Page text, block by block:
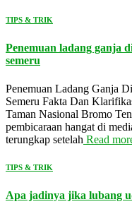
TIPS & TRIK
Penemuan ladang ganja
semeru
Penemuan Ladang Ganja
Semeru Fakta Dan
Taman Nasional Bromo
pembicaraan hangat di
terungkap setelah Read
TIPS & TRIK
Apa jadinya jika lubang